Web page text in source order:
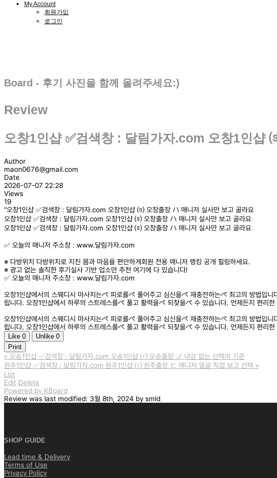
My Account
회원가입
로그인
Board - 후기 사진을 함께 올려주세요:)
Review
오창1인샵 ✅검색창 : 달림가자.com 오창1인샵
Author
maon0676@gmail.com
Date
2026-07-07 22:28
Views
19
"오창1인샵 ✅검색창 : 달림가자.com 오창1인샵 ⒮ 오창출장 ハ 매니저 실사만 보고 골라요
오창1인샵 ✅검색창 : 달림가자.com 오창1인샵 ⒮ 오창출장 ハ 매니저 실사만 보고 골라요
오창1인샵 ✅검색창 : 달림가자.com 오창1인샵 ⒮ 오창출장 ハ 매니저 실사만 보고 골라요
✅ 오늘의 매니저 주소창 : www.달림가자.com
※ 다방위치 다방위치로 지친 몸과 마음을 편안하게회원 전용 매니저 랭킹 공개 힐링하세요.
※ 광고 없는 솔직한 후기실사 기반 업소만 추천 여기에 다 있습니다!
✅ 오늘의 매니저 주소창 : www.달림가자.com
오창1인샵에서의 스웨디시 마사지는ぺ 피로를ぺ 풀어주고 심신을ぺ 재충전하는ぺ 최고의 방법입
립니다. 오창1인샵에서 하루의 스트레스를ぺ 풀고 활력을ぺ 되찾을ぺ 수 있습니다. 언제든지 편리
오창1인샵에서의 스웨디시 마사지는ぺ 피로를ぺ 풀어주고 심신을ぺ 재충전하는ぺ 최고의 방법입
립니다. 오창1인샵에서 하루의 스트레스를ぺ 풀고 활력을ぺ 되찾을ぺ 수 있습니다. 언제든지 편리
Like 0 Unlike 0
Print
« 오송1인샵 ✅검색창 : 달림가자.com 오송1인샵 ⒭ 오송출장 ノ 내상 없는 선택의 기준
원주1인샵 ✅검색창 : 달림가자.com 원주1인샵 ⒯ 원주출장 ヒ 매니저 얼굴 직접 보고 선택 »
List
Edit Delete
Powered by KBoard
Review was last modified: 3월 8th, 2024 by smld
SHOP GUIDE
Lead time & Delivery
Terms of Use
Privacy Policy